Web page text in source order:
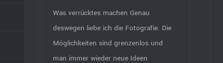
Was verrücktes machen Genau
deswegen liebe ich die Fotografie. Die
Möglichkeiten sind grenzenlos und
man immer wieder neue Ideen